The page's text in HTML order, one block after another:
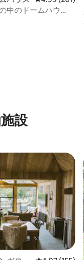
中のドームハウ
設